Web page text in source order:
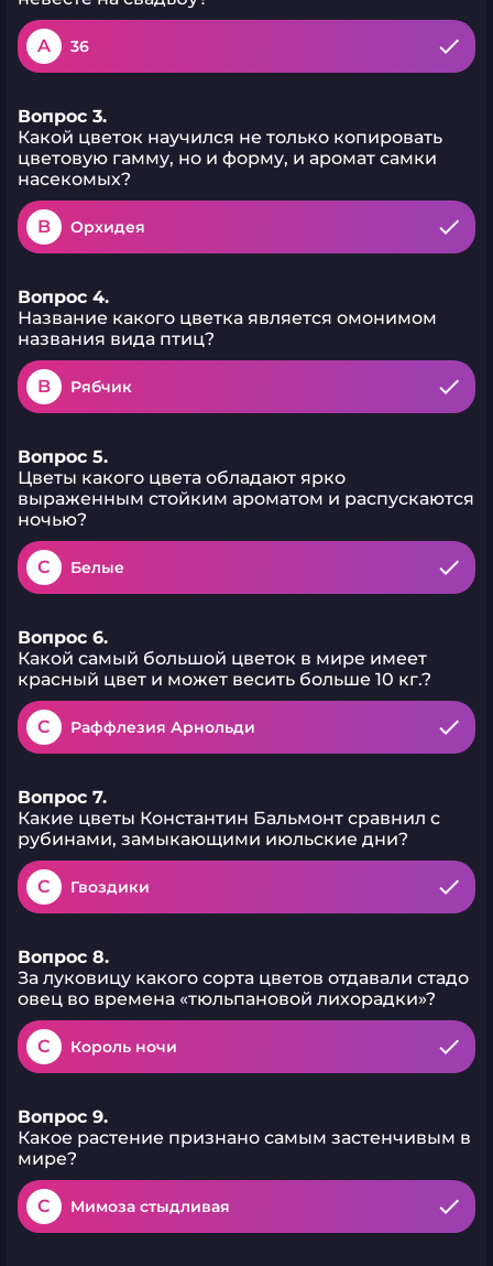
A 36
Вопрос 3.
Какой цветок научился не только копировать
цветовую гамму, но и форму, и аромат самки
насекомых?
B Орхидея
Вопрос 4.
Название какого цветка является омонимом
названия вида птиц?
B Рябчик
Вопрос 5.
Цветы какого цвета обладают ярко
выраженным стойким ароматом и распускаются
ночью?
C Белые
Вопрос 6.
Какой самый большой цветок в мире имеет
красный цвет и может весить больше 10 кг.?
C Раффлезия Арнольди
Вопрос 7.
Какие цветы Константин Бальмонт сравнил с
рубинами, замыкающими июльские дни?
C Гвоздики
Вопрос 8.
За луковицу какого сорта цветов отдавали стадо
овец во времена «тюльпановой лихорадки»?
C Король ночи
Вопрос 9.
Какое растение признано самым застенчивым в
мире?
C Мимоза стыдливая